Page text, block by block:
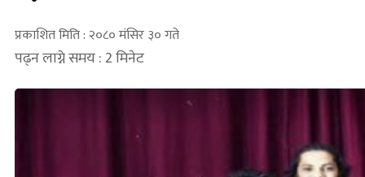
प्रकाशित मिति : २०८० मंसिर ३० गते
पढ्न लाग्ने समय : 2 मिनेट